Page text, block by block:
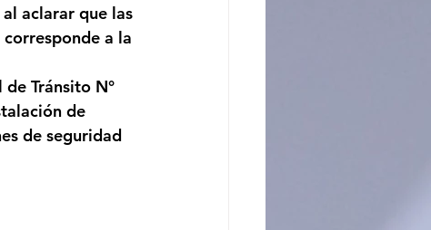
aclarar que las
a la
Tránsito N°
de
de seguridad